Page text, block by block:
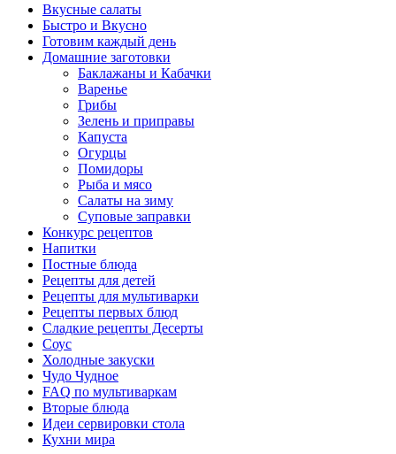
Вкусные салаты
Быстро и Вкусно
Готовим каждый день
Домашние заготовки
Баклажаны и Кабачки
Варенье
Грибы
Зелень и приправы
Капуста
Огурцы
Помидоры
Рыба и мясо
Салаты на зиму
Суповые заправки
Конкурс рецептов
Напитки
Постные блюда
Рецепты для детей
Рецепты для мультиварки
Рецепты первых блюд
Сладкие рецепты Десерты
Соус
Холодные закуски
Чудо Чудное
FAQ по мультиваркам
Вторые блюда
Идеи сервировки стола
Кухни мира